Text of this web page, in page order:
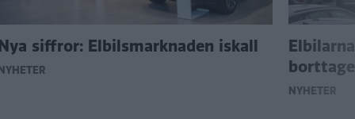
siffror: Elbilsmarknaden iskall
NYHETER